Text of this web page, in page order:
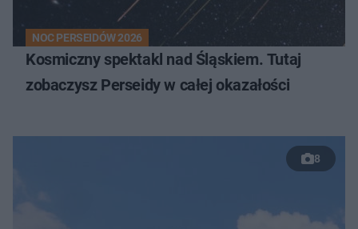
NOC PERSEIDÓW 2026
Kosmiczny spektakl nad Śląskiem. Tutaj
zobaczysz Perseidy w całej okazałości
8